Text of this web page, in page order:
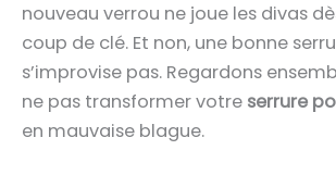
nouveau verrou ne joue les divas
coup de clé. Et non, une bonne
s’improvise pas. Regardons
ne pas transformer votre serrure
en mauvaise blague.